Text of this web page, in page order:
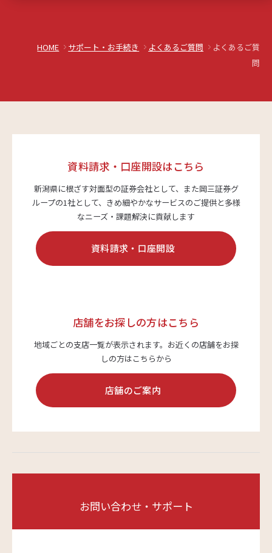
HOME サポート・お手続き よくあるご質問
よくあるご質
問
資料請求・口座開設はこちら
新潟県に根ざす対面型の証券会社として、また岡三証券グ
ループの1社として、 きめ細やかなサービスのご提供と多様
なニーズ・課題解決に貢献します
資料請求・口座開設
店舗をお探しの方はこちら
地域ごとの支店一覧が表示されます。 お近くの店舗をお探
しの方はこちらから
店舗のご案内
お問い合わせ・サポート